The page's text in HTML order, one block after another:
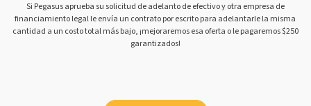
Si Pegasus aprueba su solicitud de adelanto de efectivo y otra empresa de
financiamiento legal le envía un contrato por escrito para adelantarle la misma
cantidad a un costo total más bajo, ¡mejoraremos esa oferta o le pagaremos $250
garantizados!